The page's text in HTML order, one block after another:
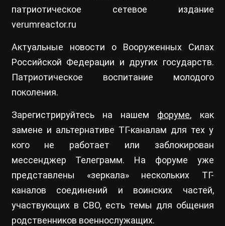
патриотическое сетевое издание
verumreactor.ru
Актуальные новости о Вооруженных Силах
Российской Федерации и других государств.
Патриотическое воспитание молодого
поколения.
Зарегистрируйтесь на нашем форуме, как
замене и альтернативе ТГ-каналам для тех у
кого не работает или заблокирован
мессенджер Телеграмм. На форуме уже
представлены «зеркала» нескольких ТГ-
каналов соединений и воинских частей,
участвующих в СВО, есть темы для общения
родственников военнослужащих.